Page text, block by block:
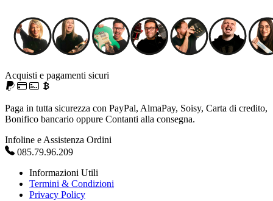
Acquisti e pagamenti sicuri
Paga in tutta sicurezza con PayPal, AlmaPay, Soisy, Carta di credito,
Bonifico bancario oppure Contanti alla consegna.
Infoline e Assistenza Ordini
085.79.96.209
Informazioni Utili
Termini & Condizioni
Privacy Policy